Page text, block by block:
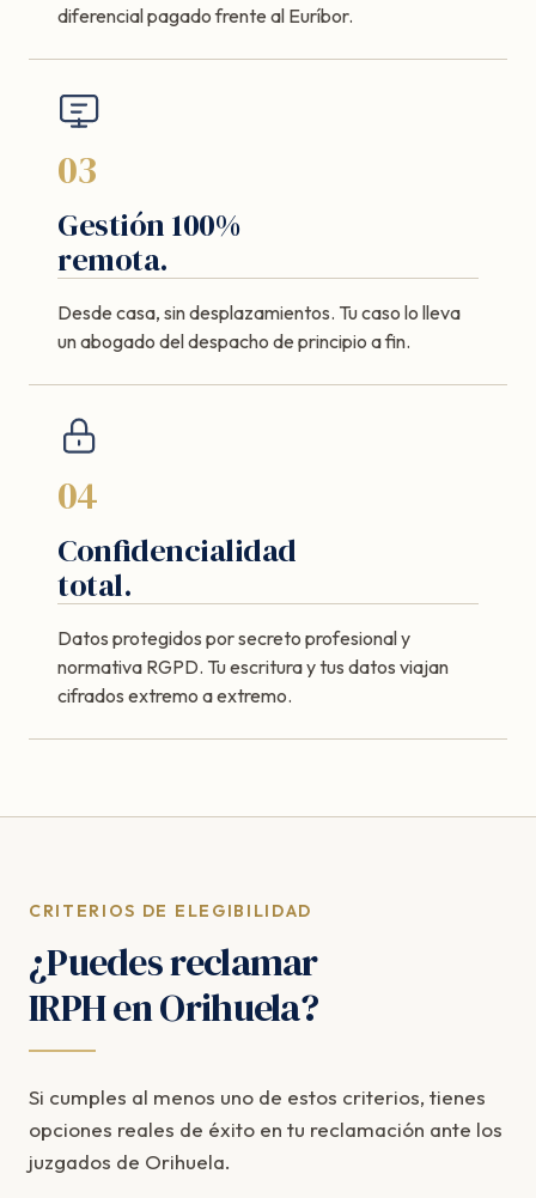
diferencial pagado frente al Euríbor.
03
Gestión 100%
remota.
Desde casa, sin desplazamientos. Tu caso lo lleva
un abogado del despacho de principio a fin.
04
Confidencialidad
total.
Datos protegidos por secreto profesional y
normativa RGPD. Tu escritura y tus datos viajan
cifrados extremo a extremo.
CRITERIOS DE ELEGIBILIDAD
¿Puedes reclamar
IRPH en Orihuela?
Si cumples al menos uno de estos criterios, tienes
opciones reales de éxito en tu reclamación ante los
juzgados de Orihuela.